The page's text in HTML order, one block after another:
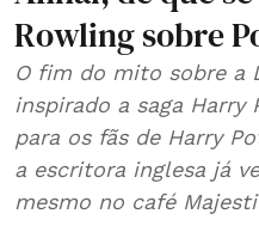
Rowling sobre
O fim do mito sobre a
inspirado a saga
para os fãs de Harry
a escritora inglesa já
mesmo no café